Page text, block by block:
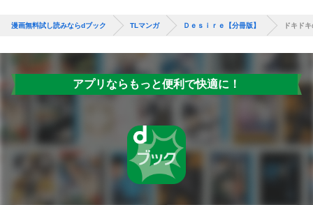
漫画無料試し読みならdブック TLマンガ Ｄｅｓｉｒｅ【分冊版】 ドキド
アプリならもっと便利で快適に！